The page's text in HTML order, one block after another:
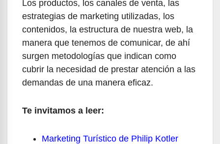
Los productos, los canales de venta, las
estrategias de marketing utilizadas, los
contenidos, la estructura de nuestra web, la
manera que tenemos de comunicar, de ahí
surgen metodologías que indican como
cubrir la necesidad de prestar atención a las
demandas de una manera eficaz.
Te invitamos a leer:
Marketing Turístico de Philip Kotler